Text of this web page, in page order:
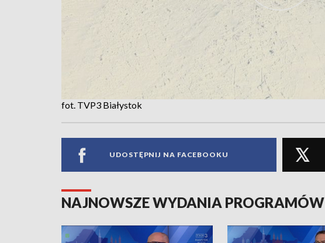
fot. TVP3 Białystok
UDOSTĘPNIJ NA FACEBOOKU
NAJNOWSZE WYDANIA PROGRAMÓW